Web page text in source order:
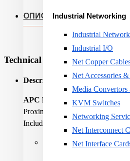
Industrial Networking
Industrial
Industrial I/O
Net Copper
Net Accessories
Media
KVM Switches
Networking
Net Interconnect
Net Interface
ОПИС
Technical Specifications
Description:
APC NetBotz HID Proximity
Proximity cards for use with Rack
Includes: Proximity card
Improved User Access
Additional Proximity